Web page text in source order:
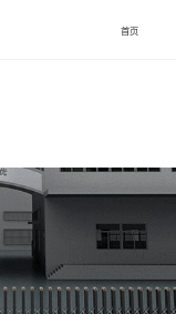
首页